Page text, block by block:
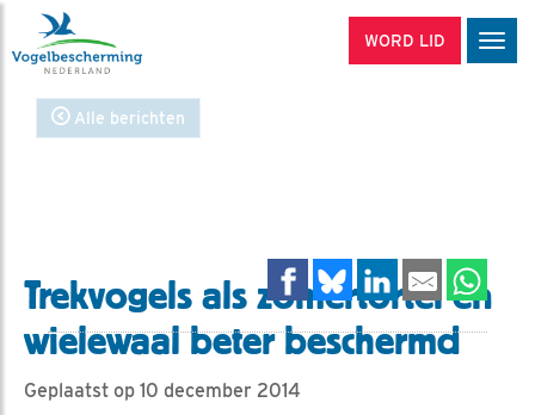
WORD LID
Alle berichten
Trekvogels als zomertortel en
wielewaal beter beschermd
Geplaatst op 10 december 2014